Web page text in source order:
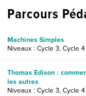
Parcours
Machines Simples
Niveaux : Cycle 3, Cycle 4
Thomas Edison :
les autres
Niveaux : Cycle 3, Cycle 4